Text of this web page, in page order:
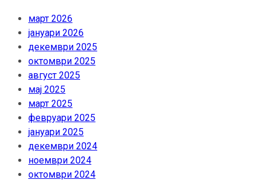
март 2026
јануари 2026
декември 2025
октомври 2025
август 2025
мај 2025
март 2025
февруари 2025
јануари 2025
декември 2024
ноември 2024
октомври 2024